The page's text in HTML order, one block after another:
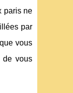
paris ne
par
vous
de vous